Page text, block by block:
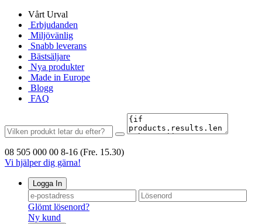
Vårt Urval
Erbjudanden
Miljövänlig
Snabb leverans
Bästsäljare
Nya produkter
Made in Europe
Blogg
FAQ
08 505 000 00 8-16 (Fre. 15.30)
Vi hjälper dig gärna!
Logga In
Glömt lösenord?
Ny kund